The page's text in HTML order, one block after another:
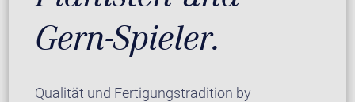
Gern-Spieler.
Qualität und Fertigungstradition by